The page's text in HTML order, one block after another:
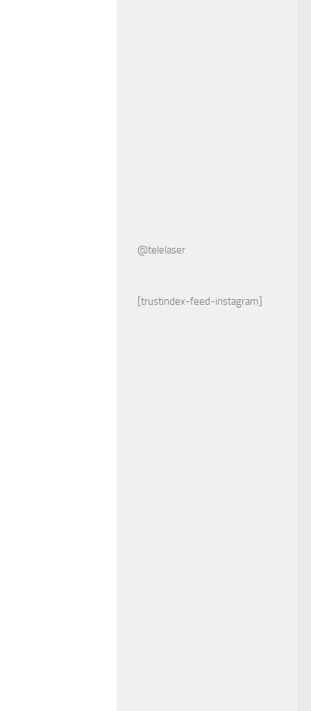
@telelaser
[trustindex-feed-instagram]